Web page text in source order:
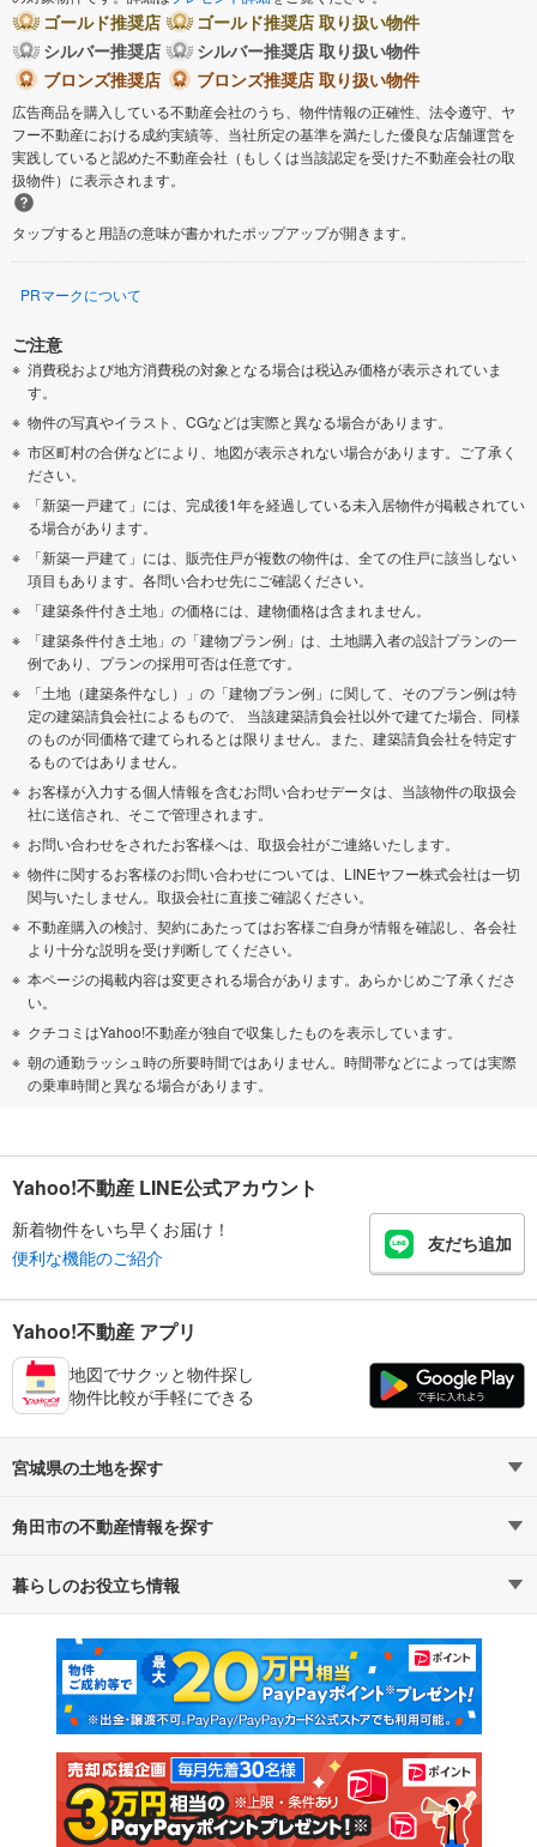
ゴールド推奨店
ゴールド推奨店 取り扱い物件
シルバー推奨店
シルバー推奨店 取り扱い物件
ブロンズ推奨店
ブロンズ推奨店 取り扱い物件
広告商品を購入している不動産会社のうち、物件情報の正確性、法令遵守、ヤ
フー不動産における成約実績等、当社所定の基準を満たした優良な店舗運営を
実践していると認めた不動産会社（もしくは当該認定を受けた不動産会社の取
扱物件）に表示されます。
タップすると用語の意味が書かれたポップアップが開きます。
PRマークについて
ご注意
消費税および地方消費税の対象となる場合は税込み価格が表示されていま
す。
物件の写真やイラスト、CGなどは実際と異なる場合があります。
市区町村の合併などにより、地図が表示されない場合があります。ご了承く
ださい。
「新築一戸建て」には、完成後1年を経過している未入居物件が掲載されてい
る場合があります。
「新築一戸建て」には、販売住戸が複数の物件は、全ての住戸に該当しない
項目もあります。各問い合わせ先にご確認ください。
「建築条件付き土地」の価格には、建物価格は含まれません。
「建築条件付き土地」の「建物プラン例」は、土地購入者の設計プランの一
例であり、プランの採用可否は任意です。
「土地（建築条件なし）」の「建物プラン例」に関して、そのプラン例は特
定の建築請負会社によるもので、 当該建築請負会社以外で建てた場合、同様
のものが同価格で建てられるとは限りません。また、建築請負会社を特定す
るものではありません。
お客様が入力する個人情報を含むお問い合わせデータは、当該物件の取扱会
社に送信され、そこで管理されます。
お問い合わせをされたお客様へは、取扱会社がご連絡いたします。
物件に関するお客様のお問い合わせについては、LINEヤフー株式会社は一切
関与いたしません。取扱会社に直接ご確認ください。
不動産購入の検討、契約にあたってはお客様ご自身が情報を確認し、各会社
より十分な説明を受け判断してください。
本ページの掲載内容は変更される場合があります。あらかじめご了承くださ
い。
クチコミはYahoo!不動産が独自で収集したものを表示しています。
朝の通勤ラッシュ時の所要時間ではありません。時間帯などによっては実際
の乗車時間と異なる場合があります。
Yahoo!不動産 LINE公式アカウント
新着物件をいち早くお届け！
便利な機能のご紹介
友だち追加
Yahoo!不動産 アプリ
地図でサクッと物件探し
物件比較が手軽にできる
宮城県の土地を探す
路線・駅から探す
通勤・通学時間から探す
角田市の不動産情報を探す
不動産・住宅
新築マンション 中古マンション
新築一戸建て 中古一戸建て
注文住宅 土地
売却査定
暮らしのお役立ち情報
マンションカタログ 教えて！住まいの先生